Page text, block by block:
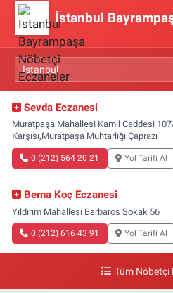
İstanbul
Sevda Eczanesi
Muratpaşa Mahallesi Kamil Caddesi
Karşısı,Muratpaşa Muhtarlığı Çaprazı
0 (212) 564 20 21 Yol Tarifi Al
Berna Koç Eczanesi
Yıldırım Mahallesi Barbaros Sokak 56
0 (212) 616 43 91 Yol Tarifi Al
Tüm Nöbetçi